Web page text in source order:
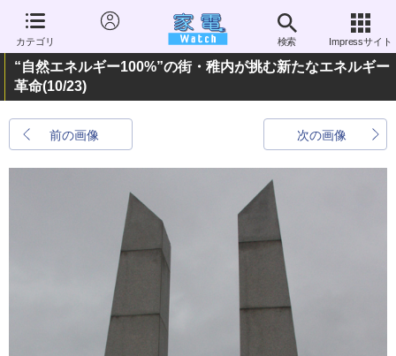
カテゴリ 検索 Impressサイト
“自然エネルギー100%”の街・稚内が挑む新たなエネルギー
革命(10/23)
前の画像 次の画像